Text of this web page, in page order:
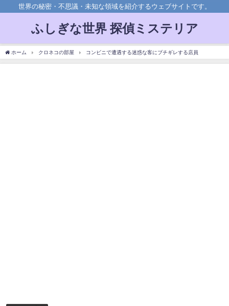
世界の秘密・不思議・未知な領域を紹介するウェブサイトです。
ふしぎな世界 探偵ミステリア
ホーム クロネコの部屋 コンビニで遭遇する迷惑な客にブチギレする店員